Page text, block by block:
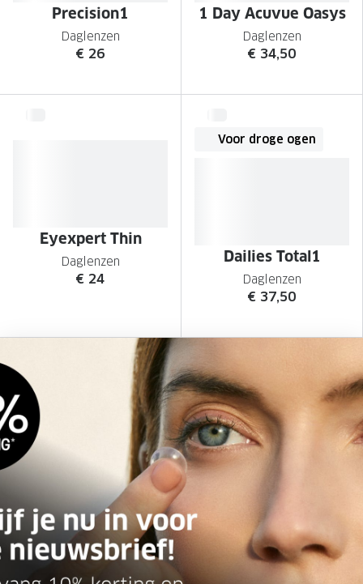
Precision1
Daglenzen
€ 26
1 Day Acuvue Oasys
Daglenzen
€ 34,50
Eyexpert Thin
Daglenzen
€ 24
Voor droge ogen
Dailies Total1
Daglenzen
€ 37,50